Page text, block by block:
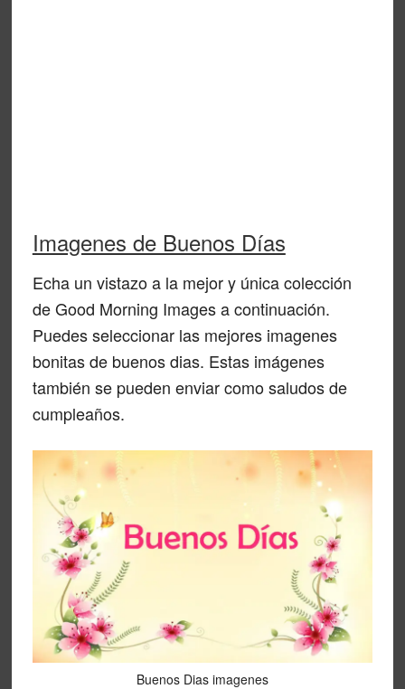
Imagenes de Buenos Días
Echa un vistazo a la mejor y única colección
de Good Morning Images a continuación.
Puedes seleccionar las mejores imagenes
bonitas de buenos dias. Estas imágenes
también se pueden enviar como saludos de
cumpleaños.
Buenos Dias imagenes